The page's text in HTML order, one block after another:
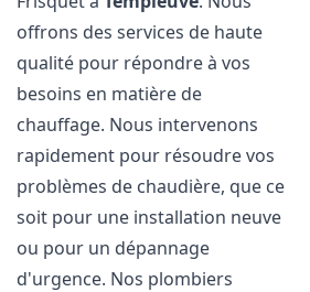
offrons des services de haute
qualité pour répondre à vos
besoins en matière de
chauffage. Nous intervenons
rapidement pour résoudre vos
problèmes de chaudière, que ce
soit pour une installation neuve
ou pour un dépannage
d'urgence. Nos plombiers